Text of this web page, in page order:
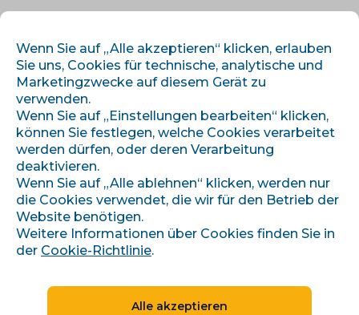
67+ Integrationen
einsatzbereit
Verbinden Sie Ihren E-Shop mit
Marketingsystemen, Preisvergleichen,
einem Klick.
Wenn Sie auf „Alle akzeptieren“ klicken, erlauben
Sie uns, Cookies für technische, analytische und
Marketingzwecke auf diesem Gerät zu
verwenden.
Wenn Sie auf „Einstellungen bearbeiten“ klicken,
können Sie festlegen, welche Cookies verarbeitet
werden dürfen, oder deren Verarbeitung
deaktivieren.
Wenn Sie auf „Alle ablehnen“ klicken, werden nur
die Cookies verwendet, die wir für den Betrieb der
Website benötigen.
Weitere Informationen über Cookies finden Sie in
der Cookie-Richtlinie.
Alle akzeptieren